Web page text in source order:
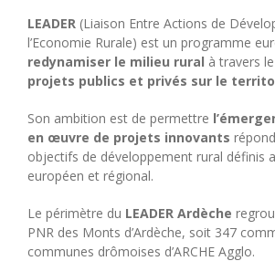
LEADER (Liaison Entre Actions de
l’Economie Rurale) est un programme
redynamiser le milieu rural à travers
projets publics et privés sur le
Son ambition est de permettre
en œuvre de projets innovants
objectifs de développement rural définis
européen et régional.
Le périmètre du LEADER Ardèche
PNR des Monts d’Ardèche, soit 347
communes drômoises d’ARCHE Agglo.